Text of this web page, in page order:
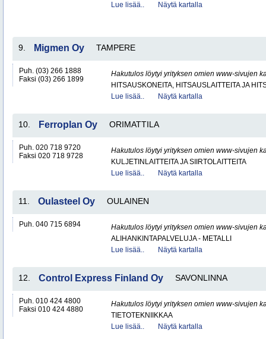
Lue lisää..
Näytä kartalla
9. Migmen Oy TAMPERE
Puh. (03) 266 1888
Faksi (03) 266 1899
Hakutulos löytyi yrityksen omien www-sivujen
HITSAUSKONEITA, HITSAUSLAITTEITA JA
Lue lisää..
Näytä kartalla
10. Ferroplan Oy ORIMATTILA
Puh. 020 718 9720
Faksi 020 718 9728
Hakutulos löytyi yrityksen omien www-sivujen
KULJETINLAITTEITA JA SIIRTOLAITTEITA
Lue lisää..
Näytä kartalla
11. Oulasteel Oy OULAINEN
Puh. 040 715 6894
Hakutulos löytyi yrityksen omien www-sivujen
ALIHANKINTAPALVELUJA - METALLI
Lue lisää..
Näytä kartalla
12. Control Express Finland Oy SAVONLINNA
Puh. 010 424 4800
Faksi 010 424 4880
Hakutulos löytyi yrityksen omien www-sivujen
TIETOTEKNIIKKAA
Lue lisää..
Näytä kartalla